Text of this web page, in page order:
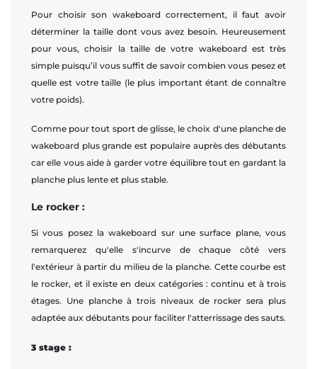
Pour choisir son wakeboard correctement, il faut avoir
déterminer la taille dont vous avez besoin. Heureusement
pour vous, choisir la taille de votre wakeboard est très
simple puisqu’il vous suffit de savoir combien vous pesez et
quelle est votre taille (le plus important étant de connaître
votre poids).
Comme pour tout sport de glisse, le choix d'une planche de
wakeboard plus grande est populaire auprès des débutants
car elle vous aide à garder votre équilibre tout en gardant la
planche plus lente et plus stable.
Le rocker :
Si vous posez la wakeboard sur une surface plane, vous
remarquerez qu'elle s'incurve de chaque côté vers
l'extérieur à partir du milieu de la planche. Cette courbe est
le rocker, et il existe en deux catégories : continu et à trois
étages. Une planche à trois niveaux de rocker sera plus
adaptée aux débutants pour faciliter l'atterrissage des sauts.
3 stage :